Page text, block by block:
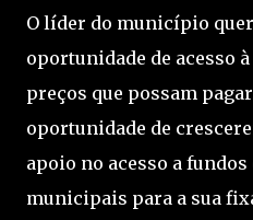
O líder do município
oportunidade de acesso
preços que possam
oportunidade de
apoio no acesso a
municipais para a sua